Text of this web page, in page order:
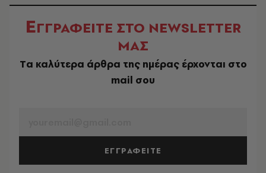
ΕΓΓΡΑΦΕΙΤΕ ΣΤΟ NEWSLETTER
ΜΑΣ
Tα καλύτερα άρθρα της ημέρας έρχονται στο
mail σου
ΕΓΓΡΑΦΕΙΤΕ